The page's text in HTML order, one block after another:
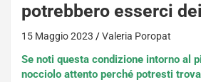
potrebbero esserci
15 Maggio 2023 Valeria Poropat
Se noti questa condizione intorno al
nocciolo attento perché potresti